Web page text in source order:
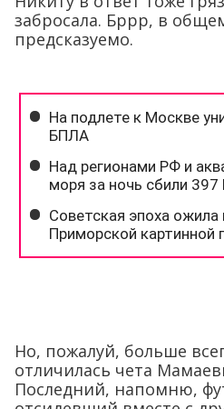
забросала. Бррр, в
предсказуемо.
Но, пожалуй, больше
отличилась чета
Последний, напомню,